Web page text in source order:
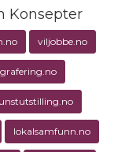
Konsepter
viljobbe.no
lokalsamfunn.no